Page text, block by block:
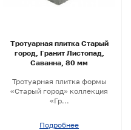
Тротуарная плитка Старый
город, Гранит Листопад,
Саванна, 80 мм
Тротуарная плитка формы
«Старый город» коллекция
«Гр...
Подробнее